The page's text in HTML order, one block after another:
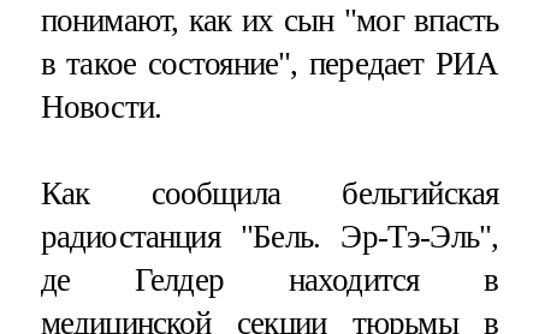
понимают, как их сын "мог впасть
в такое состояние", передает РИА
Новости.
Как сообщила бельгийская
радиостанция "Бель. Эр-Тэ-Эль",
де Гелдер находится в
медицинской секции тюрьмы в